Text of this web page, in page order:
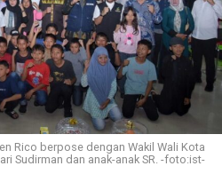
Rico berpose dengan Wakil Wali Kota
Sudirman dan anak-anak SR. -foto:ist-